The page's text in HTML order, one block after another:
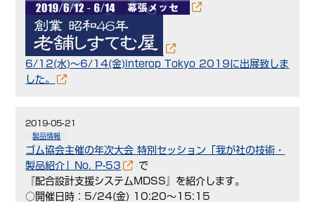
6/12(水)～6/14(金)interop Tokyo 2019に出展致しま
した。
2019-05-21
製品情報
ゴム協会主催の年次大会 特別セッション「我が社の技術・
製品紹介」No. P-53
で
『配合設計支援システムMDSS』を紹介します。
○開催日時：5/24(金) 10:20～15:15